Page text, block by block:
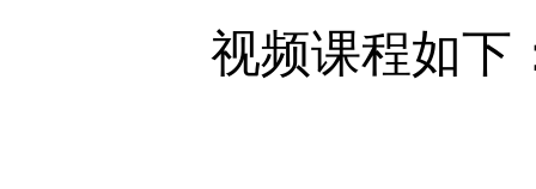
视频课程如下